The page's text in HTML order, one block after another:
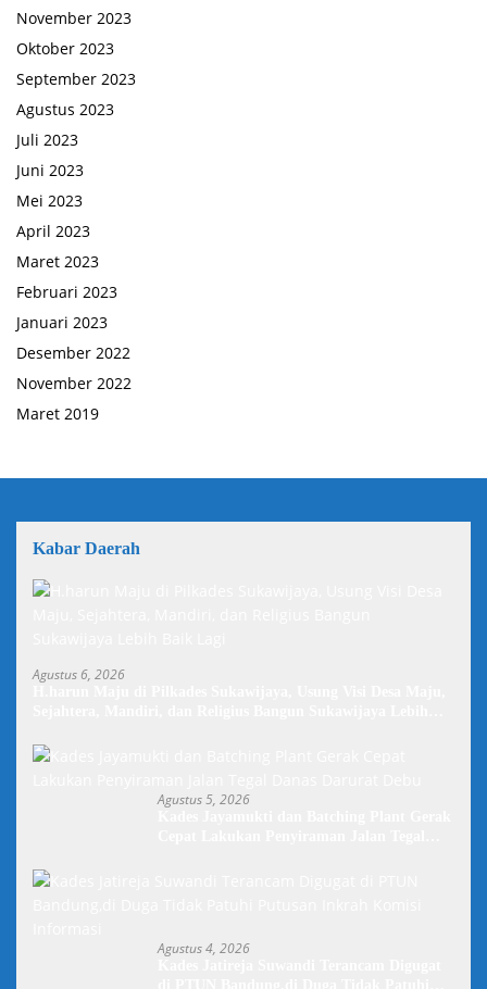
November 2023
Oktober 2023
September 2023
Agustus 2023
Juli 2023
Juni 2023
Mei 2023
April 2023
Maret 2023
Februari 2023
Januari 2023
Desember 2022
November 2022
Maret 2019
Kabar Daerah
Agustus 6, 2026
Agustus 5, 2026
Agustus 4, 2026